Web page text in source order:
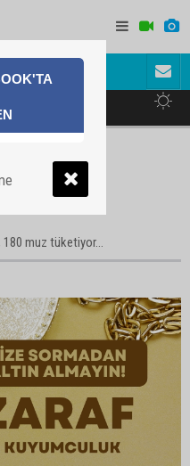
Gölbaşı
muz tüketiyor...